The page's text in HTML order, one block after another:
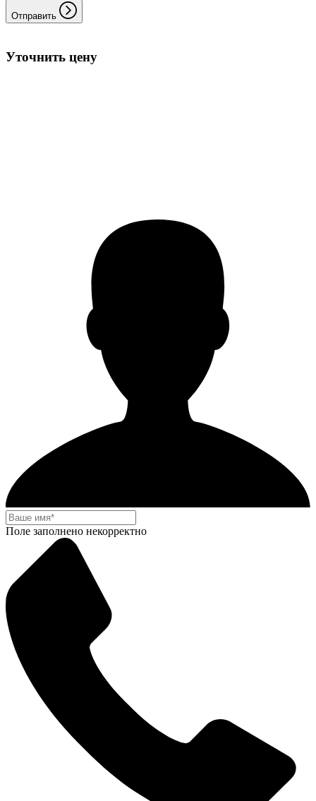
Отправить
Уточнить цену
Поле заполнено некорректно